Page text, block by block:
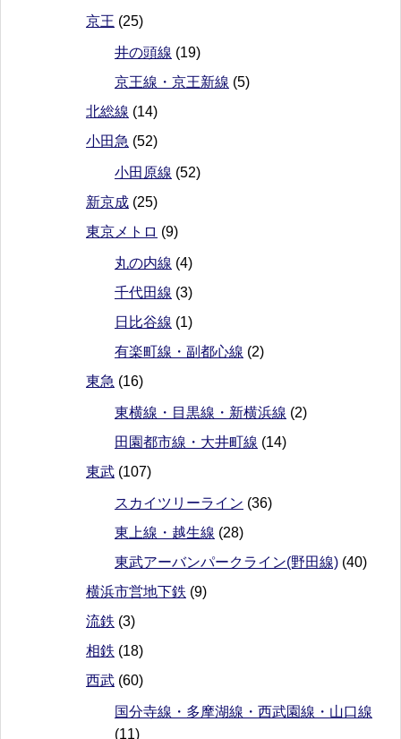
京王 (25)
井の頭線 (19)
京王線・京王新線 (5)
北総線 (14)
小田急 (52)
小田原線 (52)
新京成 (25)
東京メトロ (9)
丸の内線 (4)
千代田線 (3)
日比谷線 (1)
有楽町線・副都心線 (2)
東急 (16)
東横線・目黒線・新横浜線 (2)
田園都市線・大井町線 (14)
東武 (107)
スカイツリーライン (36)
東上線・越生線 (28)
東武アーバンパークライン(野田線) (40)
横浜市営地下鉄 (9)
流鉄 (3)
相鉄 (18)
西武 (60)
国分寺線・多摩湖線・西武園線・山口線
(11)